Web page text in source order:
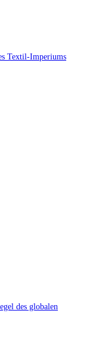
Textil-Imperiums
des globalen